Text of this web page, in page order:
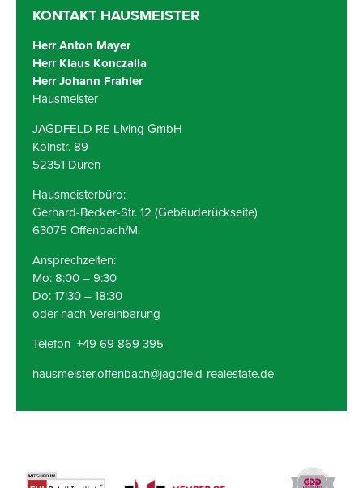
KONTAKT HAUSMEISTER
Herr Anton Mayer
Herr Klaus Konczalla
Herr Johann Frahler
Hausmeister
JAGDFELD RE Living GmbH
Kölnstr. 89
52351 Düren
Hausmeisterbüro:
Gerhard-Becker-Str. 12 (Gebäuderückseite)
63075 Offenbach/M.
Ansprechzeiten:
Mo: 8:00 – 9:30
Do: 17:30 – 18:30
oder nach Vereinbarung
Telefon +49 69 869 395
hausmeister.offenbach@jagdfeld-realestate.de